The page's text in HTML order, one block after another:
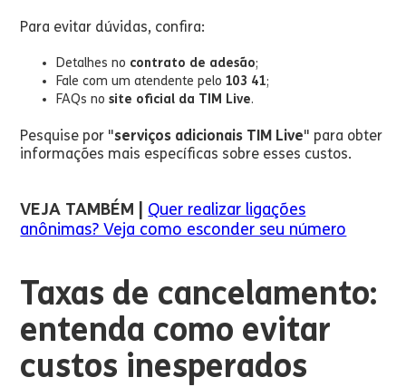
Para evitar dúvidas, confira:
Detalhes no contrato de adesão;
Fale com um atendente pelo103 41;
FAQs nosite oficial da TIM Live.
Pesquise por "serviços adicionais TIM Live" para obter
informações mais específicas sobre esses custos.
VEJA TAMBÉM | Quer realizar ligações
anônimas? Veja como esconder seu número
Taxas de cancelamento:
entenda como evitar
custos inesperados